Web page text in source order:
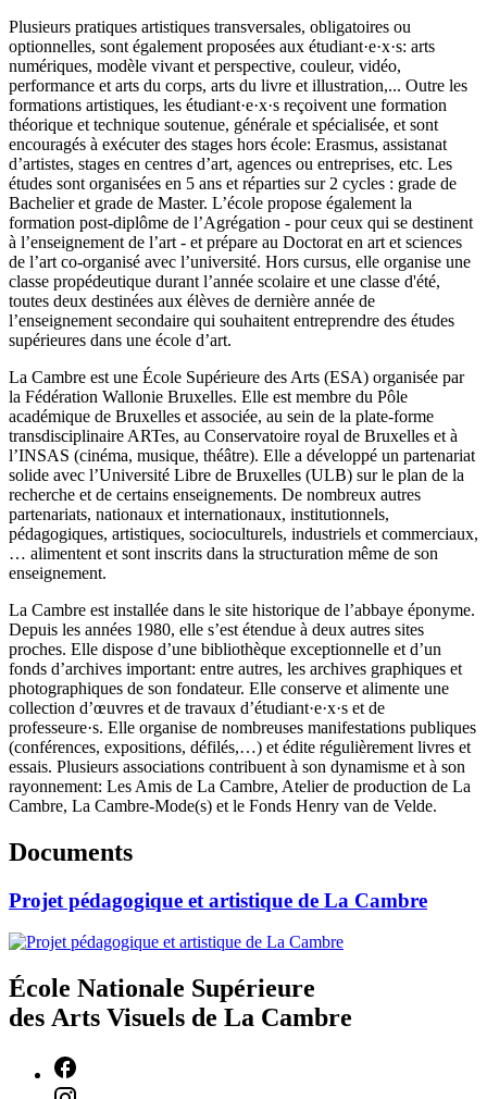
Plusieurs pratiques artistiques transversales, obligatoires ou
optionnelles, sont également proposées aux étudiant·e·x·s: arts
numériques, modèle vivant et perspective, couleur, vidéo,
performance et arts du corps, arts du livre et illustration,... Outre les
formations artistiques, les étudiant·e·x·s reçoivent une formation
théorique et technique soutenue, générale et spécialisée, et sont
encouragés à exécuter des stages hors école: Erasmus, assistanat
d’artistes, stages en centres d’art, agences ou entreprises, etc. Les
études sont organisées en 5 ans et réparties sur 2 cycles : grade de
Bachelier et grade de Master. L’école propose également la
formation post-diplôme de l’Agrégation - pour ceux qui se destinent
à l’enseignement de l’art - et prépare au Doctorat en art et sciences
de l’art co-organisé avec l’université. Hors cursus, elle organise une
classe propédeutique durant l’année scolaire et une classe d'été,
toutes deux destinées aux élèves de dernière année de
l’enseignement secondaire qui souhaitent entreprendre des études
supérieures dans une école d’art.
La Cambre est une École Supérieure des Arts (ESA) organisée par
la Fédération Wallonie Bruxelles. Elle est membre du Pôle
académique de Bruxelles et associée, au sein de la plate-forme
transdisciplinaire ARTes, au Conservatoire royal de Bruxelles et à
l’INSAS (cinéma, musique, théâtre). Elle a développé un partenariat
solide avec l’Université Libre de Bruxelles (ULB) sur le plan de la
recherche et de certains enseignements. De nombreux autres
partenariats, nationaux et internationaux, institutionnels,
pédagogiques, artistiques, socioculturels, industriels et commerciaux,
… alimentent et sont inscrits dans la structuration même de son
enseignement.
La Cambre est installée dans le site historique de l’abbaye éponyme.
Depuis les années 1980, elle s’est étendue à deux autres sites
proches. Elle dispose d’une bibliothèque exceptionnelle et d’un
fonds d’archives important: entre autres, les archives graphiques et
photographiques de son fondateur. Elle conserve et alimente une
collection d’œuvres et de travaux d’étudiant·e·x·s et de
professeure·s. Elle organise de nombreuses manifestations publiques
(conférences, expositions, défilés,…) et édite régulièrement livres et
essais. Plusieurs associations contribuent à son dynamisme et à son
rayonnement: Les Amis de La Cambre, Atelier de production de La
Cambre, La Cambre-Mode(s) et le Fonds Henry van de Velde.
Documents
Projet pédagogique et artistique de La Cambre
École Nationale Supérieure
des Arts Visuels de La Cambre